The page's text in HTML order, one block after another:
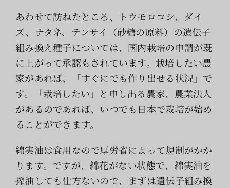
あわせて訪ねたところ、トウモロコシ、ダイ
ズ、ナタネ、テンサイ（砂糖の原料）の遺伝子
組み換え種子については、国内栽培の申請が既
に上がって承認もされています。栽培したい農
家があれば、「すぐにでも作り出せる状況」で
す。「栽培したい」と申し出る農家、農業法人
があるのであれば、いつでも日本で栽培が始め
ることができます。
綿実油は食用なので厚労省によって規制がかか
ります。ですが、綿花がない状態で、綿実油を
搾油しても仕方ないので、まずは遺伝子組み換